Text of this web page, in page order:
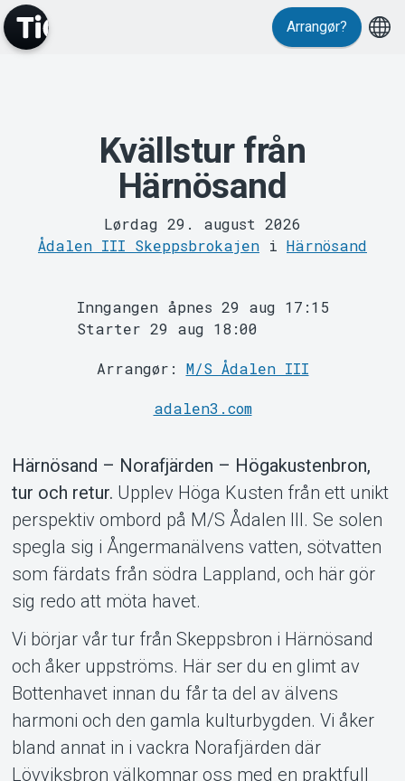
MyTickster
Support
Om Tickster
Arrangør?
Kvällstur från
Härnösand
Lørdag 29. august 2026
Ådalen III Skeppsbrokajen i Härnösand
Inngangen åpnes 29 aug 17:15
Starter 29 aug 18:00
Arrangør: M/S Ådalen III
adalen3.com
Härnösand – Norafjärden – Högakustenbron,
tur och retur. Upplev Höga Kusten från ett unikt
perspektiv ombord på M/S Ådalen III. Se solen
spegla sig i Ångermanälvens vatten, sötvatten
som färdats från södra Lappland, och här gör
sig redo att möta havet.
Vi börjar vår tur från Skeppsbron i Härnösand
och åker uppströms. Här ser du en glimt av
Bottenhavet innan du får ta del av älvens
harmoni och den gamla kulturbygden. Vi åker
bland annat in i vackra Norafjärden där
Lövviksbron välkomnar oss med en praktfull